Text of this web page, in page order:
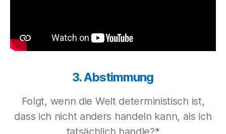
3. Abstimmung
Folgt, wenn die Welt deterministisch ist,
dass ich nicht anders handeln kann, als ich
tatsächlich handle?*